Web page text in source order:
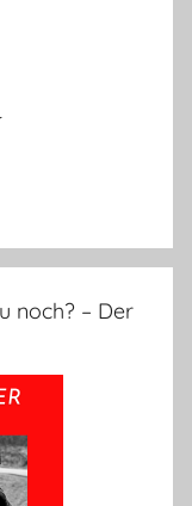
noch? – Der